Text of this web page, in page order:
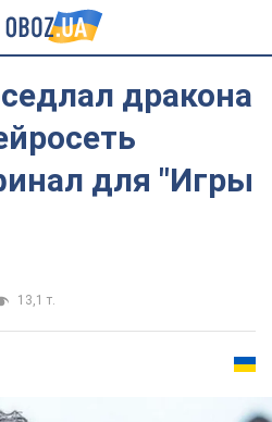
дракона
для "Игры
13,1 т.